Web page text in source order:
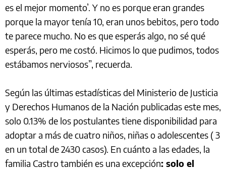
es el mejor momento’. Y no es porque eran grandes
porque la mayor tenía 10, eran unos bebitos, pero todo
te parece mucho. No es que esperás algo, no sé qué
esperás, pero me costó. Hicimos lo que pudimos, todos
estábamos nerviosos”, recuerda.
Según las últimas estadísticas del Ministerio de Justicia
y Derechos Humanos de la Nación publicadas este mes,
solo 0.13% de los postulantes tiene disponibilidad para
adoptar a más de cuatro niños, niñas o adolescentes ( 3
en un total de 2430 casos). En cuánto a las edades, la
familia Castro también es una excepción: solo el